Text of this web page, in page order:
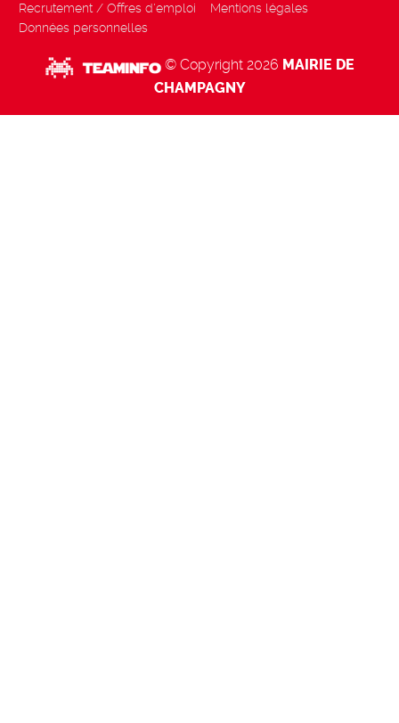
Recrutement / Offres d'emploi
Mentions légales
Données personnelles
© Copyright 2026 MAIRIE DE
CHAMPAGNY